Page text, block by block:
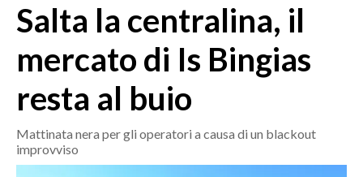
MEDIO CAMPIDANO
ORISTANO E PROVINCIA
GALLURA
OGLIASTRA
Salta la centralina, il
mercato di Is Bingias
resta al buio
Mattinata nera per gli operatori a causa di un blackout
improvviso